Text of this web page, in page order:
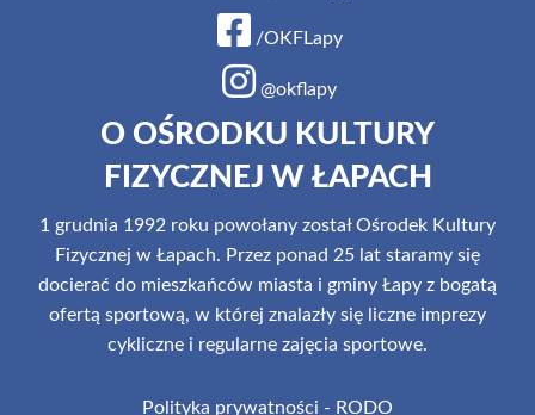
/OKFLapy
@okflapy
O OŚRODKU KULTURY
FIZYCZNEJ W ŁAPACH
1 grudnia 1992 roku powołany został Ośrodek Kultury
Fizycznej w Łapach. Przez ponad 25 lat staramy się
docierać do mieszkańców miasta i gminy Łapy z bogatą
ofertą sportową, w której znalazły się liczne imprezy
cykliczne i regularne zajęcia sportowe.
Polityka prywatności - RODO